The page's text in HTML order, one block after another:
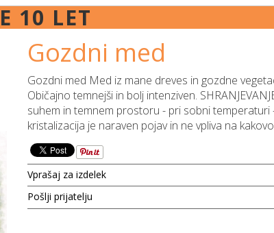
10 LET
Gozdni med
Gozdni med Med iz mane dreves in gozdne
Običajno temnejši in bolj intenziven.
suhem in temnem prostoru - pri sobni temperaturi
kristalizacija je naraven pojav in ne vpliva na
Vprašaj za izdelek
Pošlji prijatelju